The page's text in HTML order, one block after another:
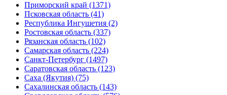
Приморский край (1371)
Псковская область (41)
Республика Ингушетия (2)
Ростовская область (337)
Рязанская область (102)
Самарская область (224)
Санкт-Петербург (1497)
Саратовская область (123)
Саха (Якутия) (75)
Сахалинская область (143)